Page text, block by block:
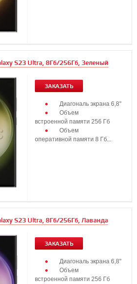
S23 Ultra, 8Гб/256Гб, Зеленый
ЗАКАЗАТЬ
Диагональ экрана 6,8"
Объем
встроенной памяти 256 Гб
Объем
оперативной памяти 8 Гб...
S23 Ultra, 8Гб/256Гб, Лаванда
ЗАКАЗАТЬ
Диагональ экрана 6,8"
Объем
встроенной памяти 256 Гб